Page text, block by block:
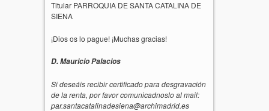
Titular PARROQUIA DE SANTA CATALINA DE
SIENA
¡Dios os lo pague! ¡Muchas gracias!
D. Mauricio Palacios
Si deseáis recibir certificado para desgravación
de la renta, por favor comunicadnoslo al mail:
par.santacatalinadesiena@archimadrid.es